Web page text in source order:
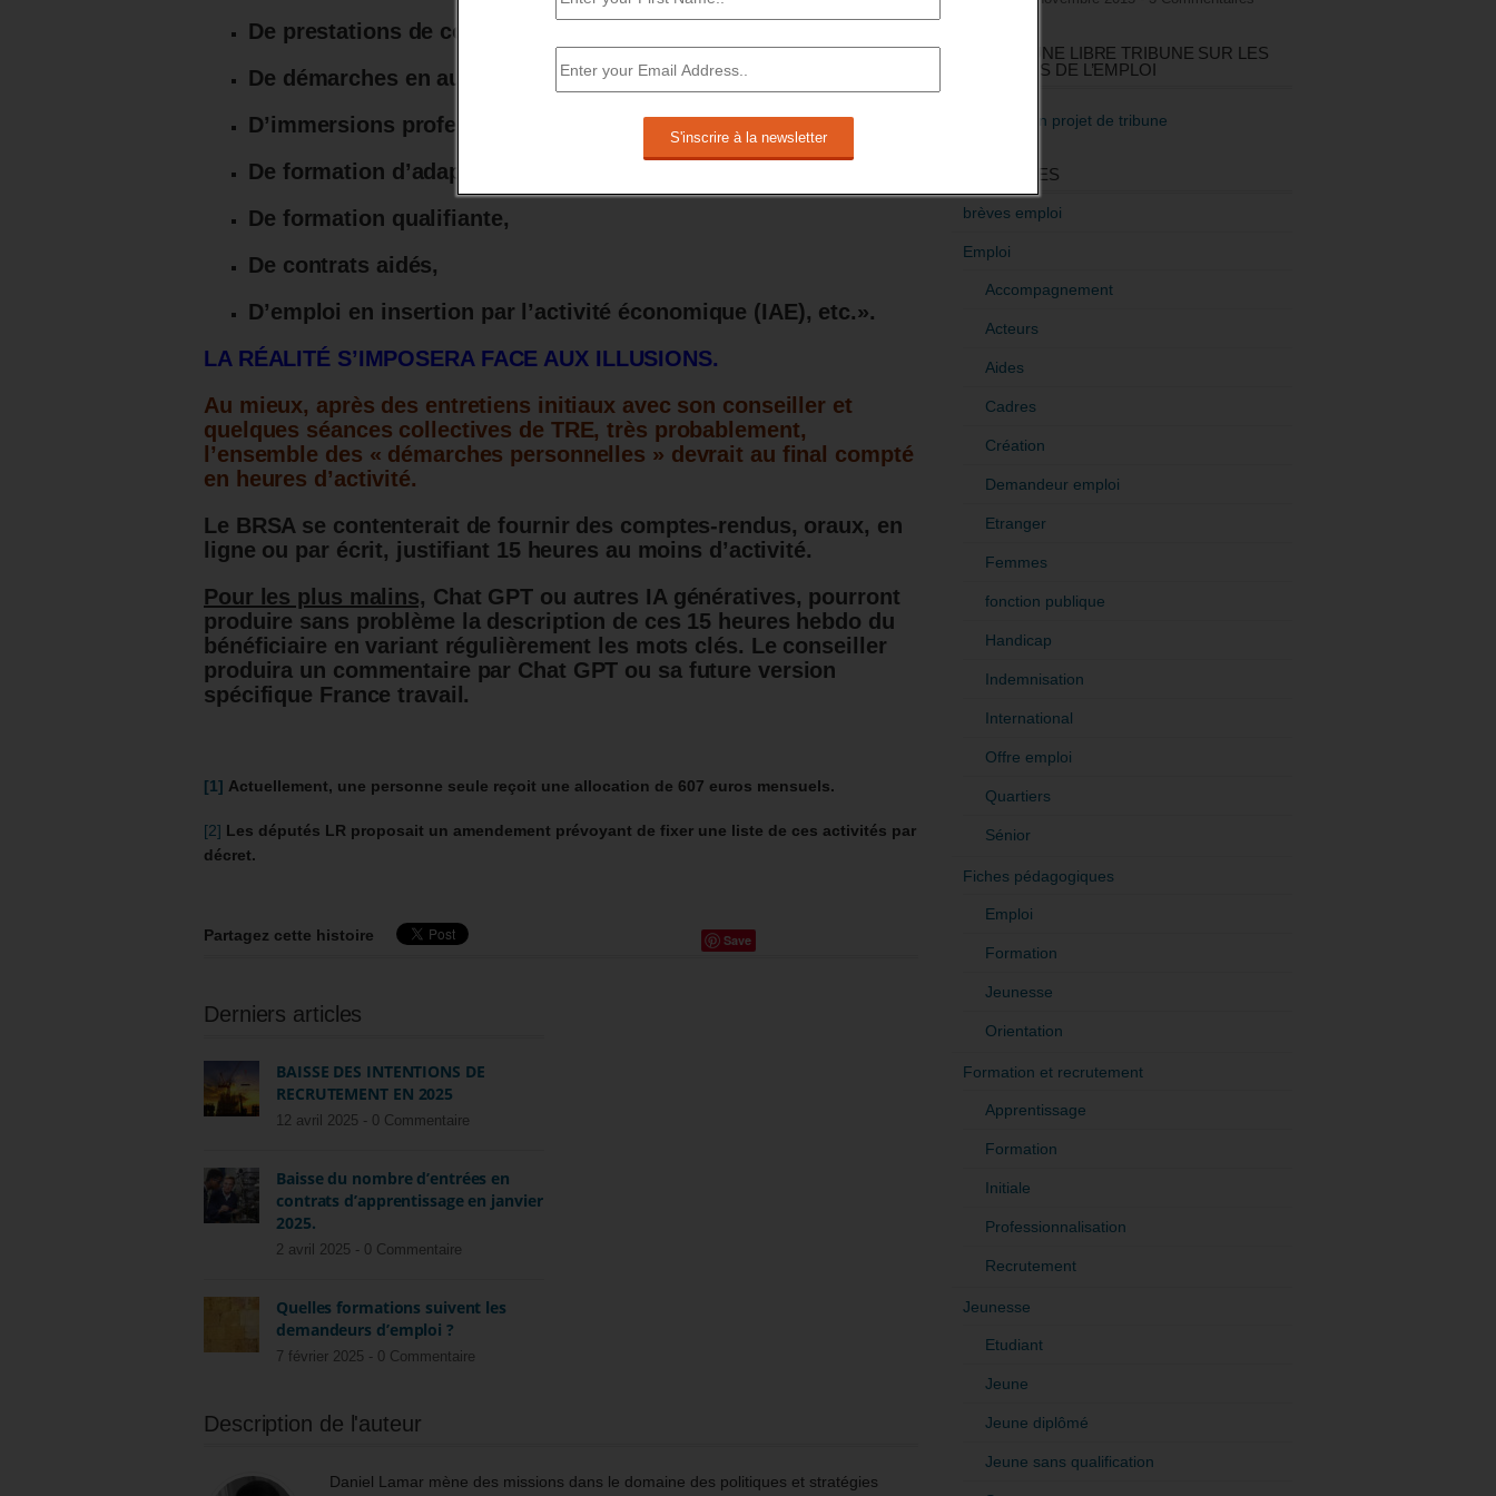
De prestations de consolidation de son projet professionnel,
De démarches en autonomie,
D’immersions professionnelles en entreprise,
De formation d’adaptation au poste,
De formation qualifiante,
De contrats aidés,
D’emploi en insertion par l’activité économique (IAE), etc.».
LA RÉALITÉ S’IMPOSERA FACE AUX ILLUSIONS.
Au mieux, après des entretiens initiaux avec son conseiller et
quelques séances collectives de TRE, très probablement,
l’ensemble des « démarches personnelles » devrait au final compté
en heures d’activité.
Le BRSA se contenterait de fournir des comptes-rendus, oraux, en
ligne ou par écrit, justifiant 15 heures au moins d’activité.
Pour les plus malins, Chat GPT ou autres IA génératives, pourront
produire sans problème la description de ces 15 heures hebdo du
bénéficiaire en variant régulièrement les mots clés. Le conseiller
produira un commentaire par Chat GPT ou sa future version
spécifique France travail.
[1] Actuellement, une personne seule reçoit une allocation de 607 euros mensuels.
[2] Les députés LR proposait un amendement prévoyant de fixer une liste de ces activités par
décret.
Partagez cette histoire Save
Derniers articles
BAISSE DES INTENTIONS DE
RECRUTEMENT EN 2025
12 avril 2025 - 0 Commentaire
Baisse du nombre d’entrées en
contrats d’apprentissage en janvier
2025.
2 avril 2025 - 0 Commentaire
Quelles formations suivent les
demandeurs d’emploi ?
7 février 2025 - 0 Commentaire
Description de l'auteur
Daniel Lamar mène des missions dans le domaine des politiques et stratégies
RÉDIGEZ UNE LIBRE TRIBUNE SUR LES
POLITIQUES DE L’EMPLOI
>Décrire mon projet de tribune
CATÉGORIES
brèves emploi
Emploi
Accompagnement
Acteurs
Aides
Cadres
Création
Demandeur emploi
Etranger
Femmes
fonction publique
Handicap
Indemnisation
International
Offre emploi
Quartiers
Sénior
Fiches pédagogiques
Emploi
Formation
Jeunesse
Orientation
Formation et recrutement
Apprentissage
Formation
Initiale
Professionnalisation
Recrutement
Jeunesse
Etudiant
Jeune
Jeune diplômé
Jeune sans qualification